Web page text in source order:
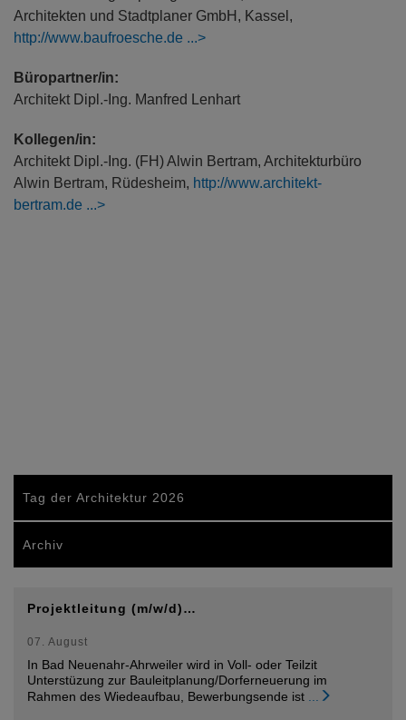
Architekten und Stadtplaner GmbH, Kassel,
http://www.baufroesche.de
Büropartner/in:
Architekt Dipl.-Ing. Manfred Lenhart
Kollegen/in:
Architekt Dipl.-Ing. (FH) Alwin Bertram, Architekturbüro
Alwin Bertram, Rüdesheim, http://www.architekt-
bertram.de
Tag der Architektur 2026
Archiv
Projektleitung (m/w/d)…
07. August
In Bad Neuenahr-Ahrweiler wird in Voll- oder Teilzit
Unterstüzung zur Bauleitplanung/Dorferneuerung im
Rahmen des Wiedeaufbau, Bewerbungsende ist ...